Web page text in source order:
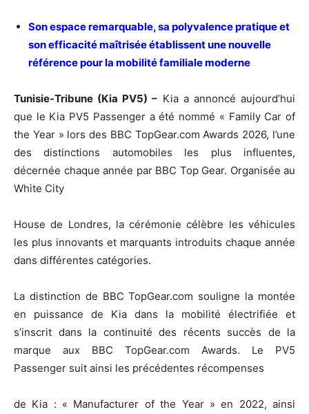
Son espace remarquable, sa polyvalence pratique et
son efficacité maîtrisée établissent une nouvelle
référence pour la mobilité familiale moderne
Tunisie-Tribune (Kia PV5) – Kia a annoncé aujourd’hui
que le Kia PV5 Passenger a été nommé « Family Car of
the Year » lors des BBC TopGear.com Awards 2026, l’une
des distinctions automobiles les plus influentes,
décernée chaque année par BBC Top Gear. Organisée au
White City
House de Londres, la cérémonie célèbre les véhicules
les plus innovants et marquants introduits chaque année
dans différentes catégories.
La distinction de BBC TopGear.com souligne la montée
en puissance de Kia dans la mobilité électrifiée et
s’inscrit dans la continuité des récents succès de la
marque aux BBC TopGear.com Awards. Le PV5
Passenger suit ainsi les précédentes récompenses
de Kia : « Manufacturer of the Year » en 2022, ainsi